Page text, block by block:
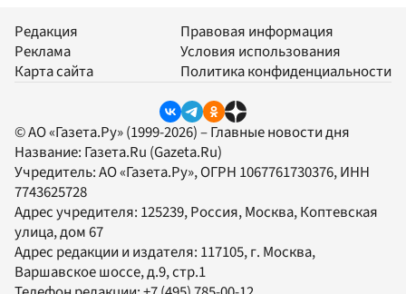
Редакция
Реклама
Карта сайта
Правовая информация
Условия использования
Политика конфиденциальности
© АО «Газета.Ру» (1999-2026) – Главные новости дня
Название: Газета.Ru (Gazeta.Ru)
Учредитель:АО «Газета.Ру», ОГРН 1067761730376, ИНН
7743625728
Адрес учредителя: 125239, Россия, Москва, Коптевская
улица, дом 67
Адрес редакции и издателя: 117105, г. Москва,
Варшавское шоссе, д.9, стр.1